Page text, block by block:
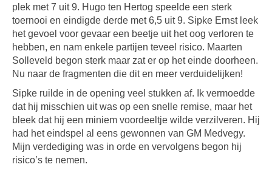
plek met 7 uit 9. Hugo ten Hertog speelde een sterk
toernooi en eindigde derde met 6,5 uit 9. Sipke Ernst leek
het gevoel voor gevaar een beetje uit het oog verloren te
hebben, en nam enkele partijen teveel risico. Maarten
Solleveld begon sterk maar zat er op het einde doorheen.
Nu naar de fragmenten die dit en meer verduidelijken!
Sipke ruilde in de opening veel stukken af. Ik vermoedde
dat hij misschien uit was op een snelle remise, maar het
bleek dat hij een miniem voordeeltje wilde verzilveren. Hij
had het eindspel al eens gewonnen van GM Medvegy.
Mijn verdediging was in orde en vervolgens begon hij
risico’s te nemen.